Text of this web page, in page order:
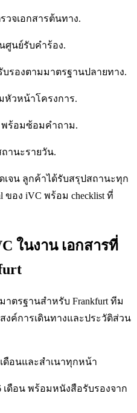
จเอกสารต้นทาง.
ศูนย์รับคำร้อง.
รองตามมาตรฐานปลายทาง.
หัวหน้าโครงการ.
ร้อมซ้อมคำถาม.
านะรายวัน.
จน ลูกค้าได้รับสรุปสถานะทุก
ของ iVC พร้อม checklist ที่
ในงาน เอกสารที่
าตรฐานสำหรับ Frankfurt ทีม
งค์การเดินทางและประวัติส่วน
ดือนและสำเนาทุกหน้า
เดือน พร้อมหนังสือรับรองจาก